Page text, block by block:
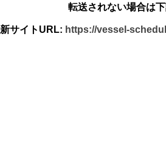
転送されない場合は
新サイトURL: https://vessel-